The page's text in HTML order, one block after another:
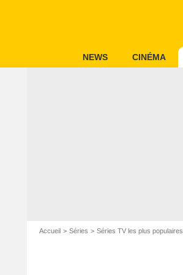
NEWS CINÉMA
Accueil Séries Séries TV les plus populaires